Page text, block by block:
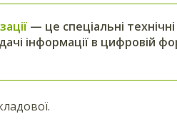
— це спеціальні
інформації в цифровій